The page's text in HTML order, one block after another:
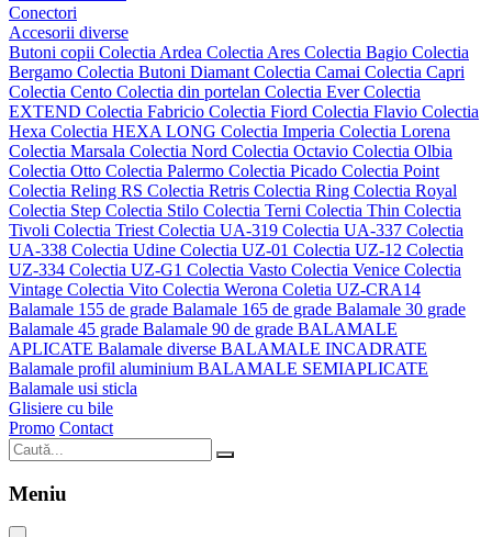
Conectori
Accesorii diverse
Butoni copii Colectia Ardea Colectia Ares Colectia Bagio Colectia
Bergamo Colectia Butoni Diamant Colectia Camai Colectia Capri
Colectia Cento Colectia din portelan Colectia EverColectia
EXTEND Colectia Fabricio Colectia Fiord Colectia Flavio Colectia
Hexa Colectia HEXA LONG Colectia Imperia Colectia Lorena
Colectia Marsala Colectia Nord Colectia Octavio Colectia Olbia
Colectia Otto Colectia Palermo Colectia Picado Colectia Point
Colectia Reling RS Colectia Retris Colectia Ring Colectia Royal
Colectia Step Colectia Stilo Colectia Terni Colectia Thin Colectia
Tivoli Colectia Triest Colectia UA-319 Colectia UA-337 Colectia
UA-338 Colectia Udine Colectia UZ-01 Colectia UZ-12 Colectia
UZ-334 Colectia UZ-G1 Colectia Vasto Colectia Venice Colectia
Vintage Colectia Vito Colectia Werona Coletia UZ-CRA14
Balamale 155 de grade Balamale 165 de grade Balamale 30 grade
Balamale 45 grade Balamale 90 de grade BALAMALE
APLICATE Balamale diverse BALAMALE INCADRATE
Balamale profil aluminium BALAMALE SEMIAPLICATE
Balamale usi sticla
Glisiere cu bile
Promo Contact
Meniu